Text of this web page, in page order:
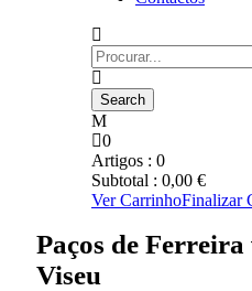
0
Artigos : 0
Subtotal : 0,00 €
Ver CarrinhoFinalizar
Paços de
Viseu